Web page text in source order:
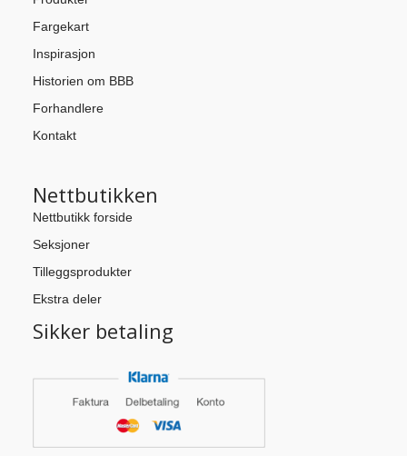
Fargekart
Inspirasjon
Historien om BBB
Forhandlere
Kontakt
Nettbutikken
Nettbutikk forside
Seksjoner
Tilleggsprodukter
Ekstra deler
Sikker betaling